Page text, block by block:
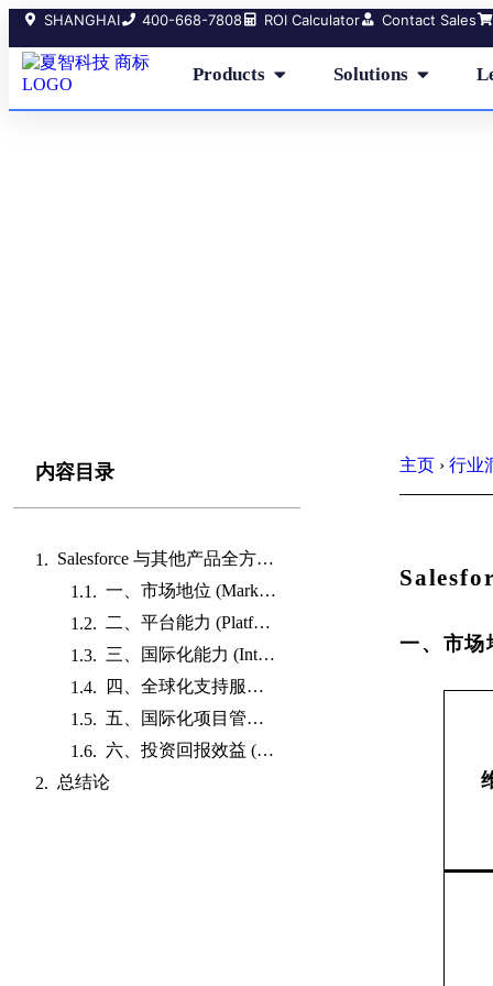
SHANGHAI 400-668-7808 ROI Calculator Contact Sales
Products Solutions
内容目录
Salesforce 与其他产品全方位战略对比分析
一、市场地位 (Market Position)
二、平台能力 (Platform Capability)
三、国际化能力 (Internationalization Capability)
四、全球化支持服务能力 (Global Support & Service Capability)
五、国际化项目管理能力 (Global Project Management Capability)
六、投资回报效益 (ROI & Cost-Effectiveness)
总结论
主页 › 行业
一、市